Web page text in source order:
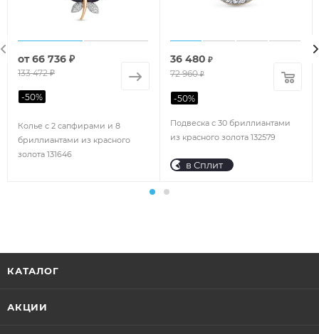
Колье с 2 сапфирами и 8
бриллиантами из красного
золота 131646
от66 736 ₽
133 472 ₽
-50%
Подвеска с 30 бриллиантами
из красного золота 132579
36 480 ₽
72 960₽
-50%
в Сплит
КАТАЛОГ
АКЦИИ